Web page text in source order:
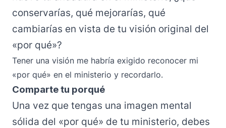
conservarías, qué mejorarías, qué
cambiarías en vista de tu visión original del
«por qué»?
Tener una visión me habría exigido reconocer mi
«por qué» en el ministerio y recordarlo.
Comparte tu porqué
Una vez que tengas una imagen mental
sólida del «por qué» de tu ministerio, debes